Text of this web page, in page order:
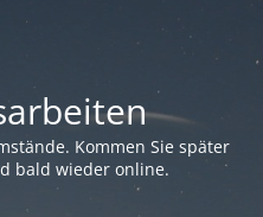
Kommen Sie später
bald wieder online.